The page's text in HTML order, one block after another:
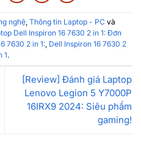
nghệ Thông tin Laptop - PC và
Dell Inspiron 16 7630 2 in 1: Đơn
7630 2 in 1: Dell Inspiron 16 7630 2
1.
[Review] Đánh giá Laptop
Lenovo Legion 5 Y7000P
16IRX9 2024: Siêu phẩm
gaming!